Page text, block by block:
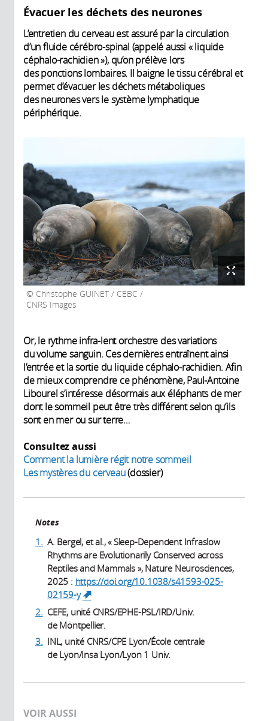
Évacuer les déchets des neurones
L’entretien du cerveau est assuré par la circulation
d’un fluide cérébro-spinal (appelé aussi « liquide
céphalo-rachidien »), qu’on prélève lors
des ponctions lombaires. Il baigne le tissu cérébral et
permet d’évacuer les déchets métaboliques
des neurones vers le système lymphatique
périphérique.
Christophe GUINET / CEBC /
CNRS Images
Or, le rythme infra-lent orchestre des variations
du volume sanguin. Ces dernières entraînent ainsi
l’entrée et la sortie du liquide céphalo-rachidien. Afin
de mieux comprendre ce phénomène, Paul-Antoine
Libourel s’intéresse désormais aux éléphants de mer
dont le sommeil peut être très différent selon qu’ils
sont en mer ou sur terre…
Consultez aussi
Comment la lumière régit notre sommeil
Les mystères du cerveau(dossier)
Notes
1. A. Bergel, et al., « Sleep-Dependent Infraslow
Rhythms are Evolutionarily Conserved across
Reptiles and Mammals », Nature Neurosciences,
2025 : https://doi.org/10.1038/s41593-025-
02159-y
(link is external)
2. CEFE, unité CNRS/EPHE-PSL/IRD/Univ.
de Montpellier.
3. INL, unité CNRS/CPE Lyon/École centrale
de Lyon/Insa Lyon/Lyon 1 Univ.
VOIR AUSSI